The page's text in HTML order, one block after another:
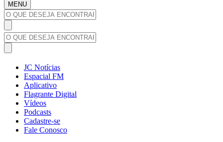
MENU
JC Notícias
Espacial FM
Aplicativo
Flagrante Digital
Vídeos
Podcasts
Cadastre-se
Fale Conosco